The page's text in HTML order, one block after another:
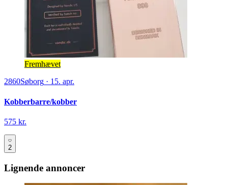
Fremhævet
2860Søborg · 15. apr.
Kobberbarre/kobber
575 kr.
2
Lignende annoncer